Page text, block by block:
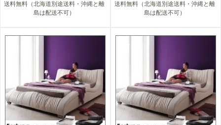
送料無料（北海道別途送料・沖縄と離
島は配送不可）
送料無料（北海道別途送料・沖縄と離
島は配送不可）